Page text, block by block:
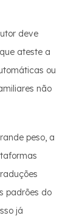
deve
ateste a
ou
não
peso, a
padrões do
já